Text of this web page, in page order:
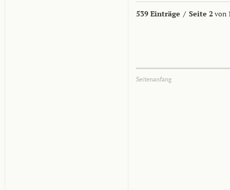
539 Einträge / Seite 2 von
Seitenanfang